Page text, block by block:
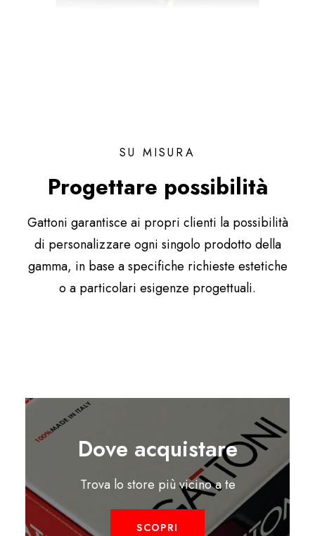
SU MISURA
Progettare possibilità
Gattoni garantisce ai propri clienti la possibilità
di personalizzare ogni singolo prodotto della
gamma, in base a specifiche richieste estetiche
o a particolari esigenze progettuali.
Dove acquistare
Trova lo store più vicino a te
SCOPRI